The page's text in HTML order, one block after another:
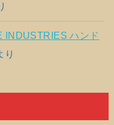
INDUSTRIES ハンド
り